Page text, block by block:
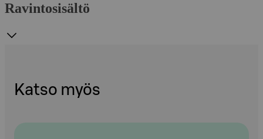
Ravintosisältö
Katso myös